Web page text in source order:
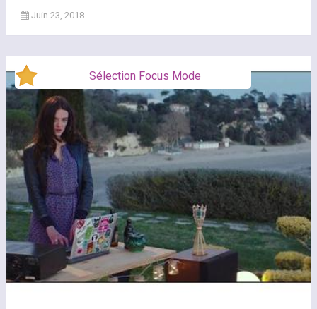
Juin 23, 2018
Sélection Focus Mode